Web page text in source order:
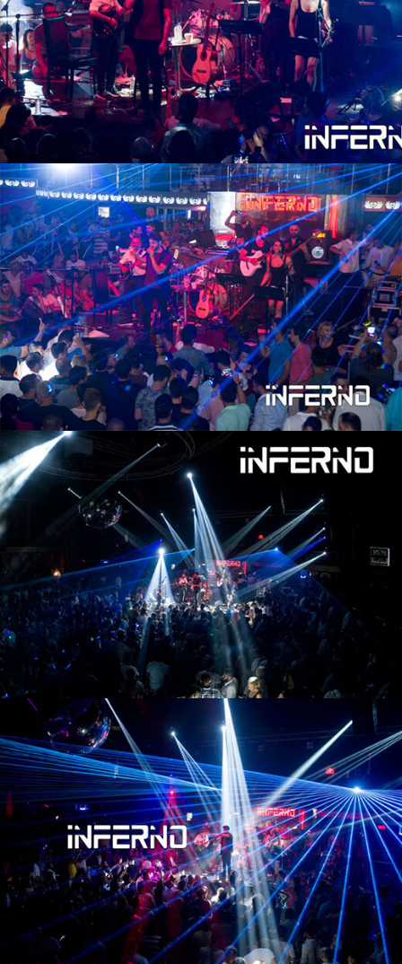
Cep Telefon No *
E-Posta *
Eğitim Bilgileri
Son Mezun Olunan Okul *
Mezuniyet Yılı *
Yabancı Dil *
Yabancı Dil Seviyesi *
Departman *
Referanslar *
Önceki Tecrübeler *
Club Inferno? *
Services You Are Satisfied With In Club Inferno? *
Services You Are Not Satisfied With In Club Inferno? *
How Many Stars Would You Give Us?
SEND